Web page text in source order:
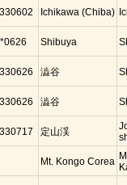
Ichikawa (Chiba)
Shibuya
澁谷
澁谷
定山渓
Mt. Kongo Corea